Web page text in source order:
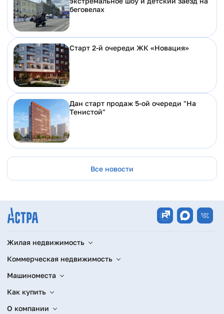
беговелах
Старт 2-й очереди ЖК «Новация»
Дан старт продаж 5-ой очереди "На
Тенистой"
Все новости
Жилая недвижимость
Коммерческая недвижимость
Машиноместа
Как купить
О компании